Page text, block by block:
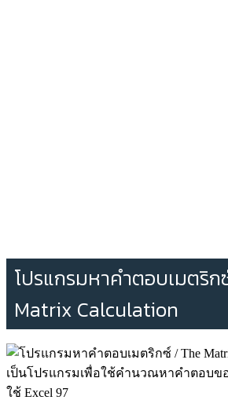
โปรแกรมหาคำตอบเมตริ
Matrix Calculation
เป็นโปรแกรมเพื่อใช้คำนวณหาคำตอบข
ใช้ Excel 97